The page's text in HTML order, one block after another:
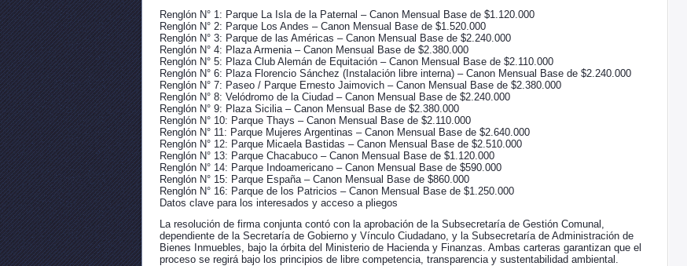
Renglón N° 1: Parque La Isla de la Paternal – Canon Mensual Base de $1.120.000
Renglón N° 2: Parque Los Andes – Canon Mensual Base de $1.520.000
Renglón N° 3: Parque de las Américas – Canon Mensual Base de $2.240.000
Renglón N° 4: Plaza Armenia – Canon Mensual Base de $2.380.000
Renglón N° 5: Plaza Club Alemán de Equitación – Canon Mensual Base de $2.110.000
Renglón N° 6: Plaza Florencio Sánchez (Instalación libre interna) – Canon Mensual Base de $2.240.000
Renglón N° 7: Paseo / Parque Ernesto Jaimovich – Canon Mensual Base de $2.380.000
Renglón N° 8: Velódromo de la Ciudad – Canon Mensual Base de $2.240.000
Renglón N° 9: Plaza Sicilia – Canon Mensual Base de $2.380.000
Renglón N° 10: Parque Thays – Canon Mensual Base de $2.110.000
Renglón N° 11: Parque Mujeres Argentinas – Canon Mensual Base de $2.640.000
Renglón N° 12: Parque Micaela Bastidas – Canon Mensual Base de $2.510.000
Renglón N° 13: Parque Chacabuco – Canon Mensual Base de $1.120.000
Renglón N° 14: Parque Indoamericano – Canon Mensual Base de $590.000
Renglón N° 15: Parque España – Canon Mensual Base de $860.000
Renglón N° 16: Parque de los Patricios – Canon Mensual Base de $1.250.000
Datos clave para los interesados y acceso a pliegos
La resolución de firma conjunta contó con la aprobación de la Subsecretaría de Gestión Comunal,
dependiente de la Secretaría de Gobierno y Vínculo Ciudadano, y la Subsecretaría de Administración de
Bienes Inmuebles, bajo la órbita del Ministerio de Hacienda y Finanzas. Ambas carteras garantizan que el
proceso se regirá bajo los principios de libre competencia, transparencia y sustentabilidad ambiental.